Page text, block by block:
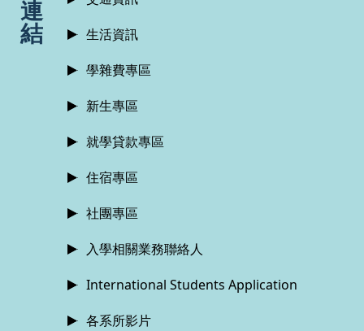
連
結
生活資訊
學雜費專區
新生專區
就學貸款專區
住宿專區
社團專區
入學相關業務聯絡人
International Students Application
各系所影片